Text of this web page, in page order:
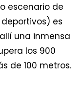
escenario de
es
una inmensa
los 900
de 100 metros.